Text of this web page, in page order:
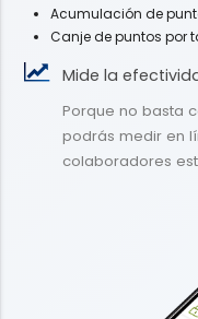
Acumulación de
Canje de puntos por
Mide la
Porque no basta
podrás medir en
colaboradores